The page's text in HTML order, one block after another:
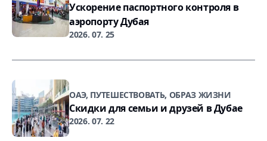
Ускорение паспортного контроля в
аэропорту Дубая
2026. 07. 25
ОАЭ, ПУТЕШЕСТВОВАТЬ, ОБРАЗ ЖИЗНИ
Скидки для семьи и друзей в Дубае
2026. 07. 22